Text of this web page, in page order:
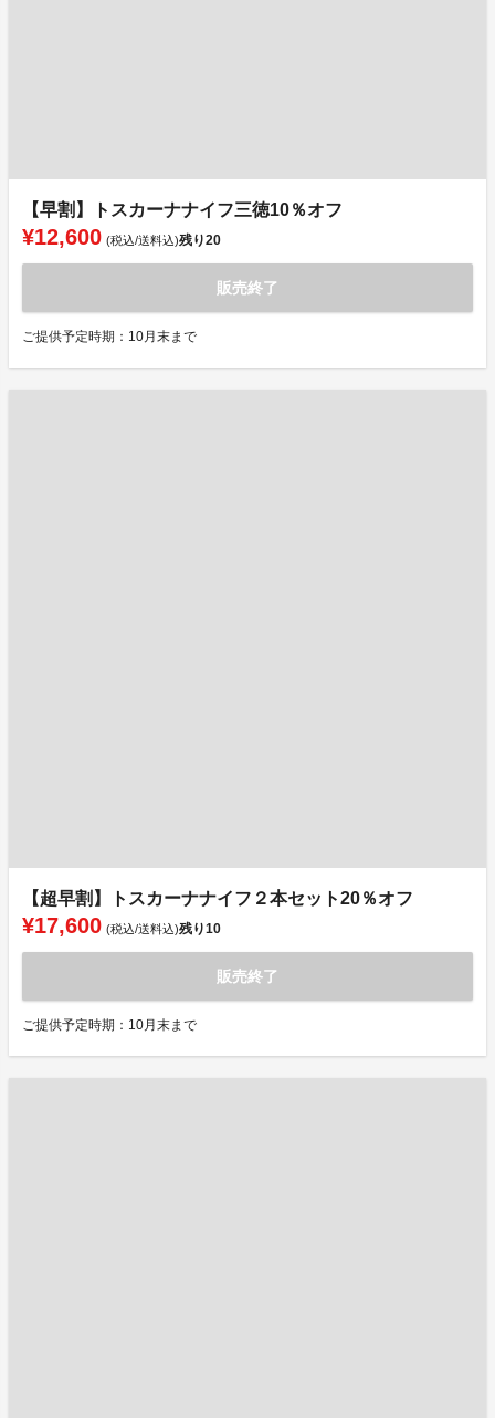
【早割】トスカーナナイフ三徳10％オフ
¥12,600 (税込/送料込)残り20
販売終了
ご提供予定時期：10月末まで
【超早割】トスカーナナイフ２本セット20％オフ
¥17,600 (税込/送料込)残り10
販売終了
ご提供予定時期：10月末まで